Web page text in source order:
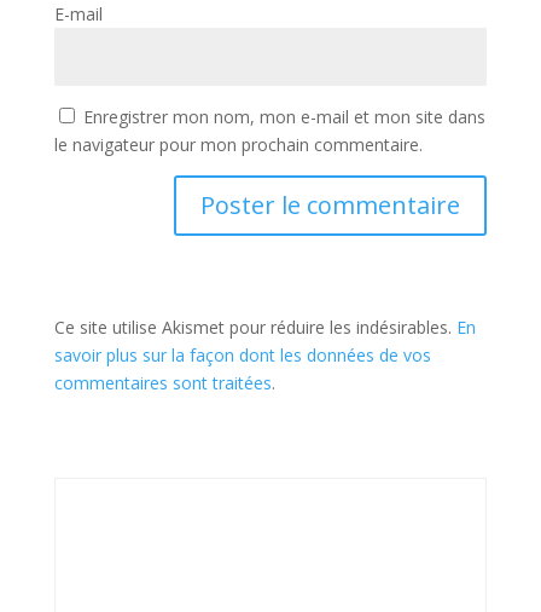
E-mail
Enregistrer mon nom, mon e-mail et mon site dans
le navigateur pour mon prochain commentaire.
Ce site utilise Akismet pour réduire les indésirables. En
savoir plus sur la façon dont les données de vos
commentaires sont traitées.